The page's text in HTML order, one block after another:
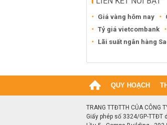
Giá vàng hôm nay
Tỷ giá vietcombank
Lãi suất ngân hàng
QUY HOẠCH
TRANG TTĐTTH CỦA CÔNG
Giấy phép số 3324/GP-TTĐT